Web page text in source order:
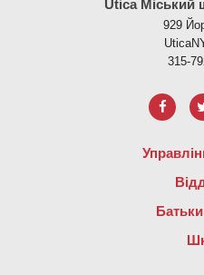
Utica Міський
929
315-
Батьки